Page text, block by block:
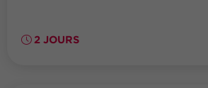
2 JOURS